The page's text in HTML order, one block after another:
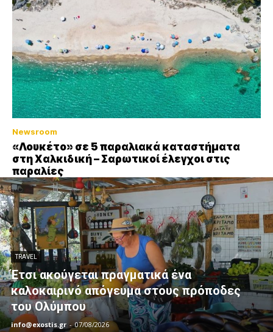
Newsroom
«Λουκέτο» σε 5 παραλιακά καταστήματα
στη Χαλκιδική – Σαρωτικοί έλεγχοι στις
παραλίες
TRAVEL
Έτσι ακούγεται πραγματικά ένα
καλοκαιρινό απόγευμα στους πρόποδες
του Ολύμπου
info@exostis.gr - 07/08/2026